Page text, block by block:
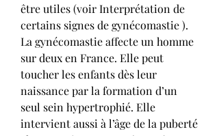
être utiles (voir Interprétation de
certains signes de gynécomastie ).
La gynécomastie affecte un homme
sur deux en France. Elle peut
toucher les enfants dès leur
naissance par la formation d’un
seul sein hypertrophié. Elle
intervient aussi à l’âge de la puberté